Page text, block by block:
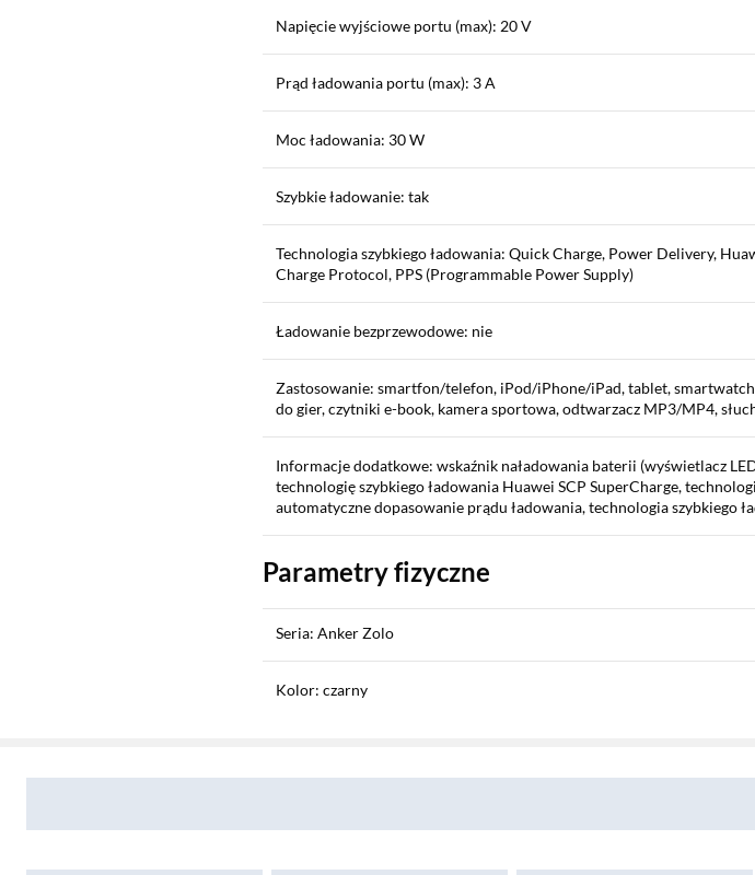
Napięcie wyjściowe portu (max): 20 V
Prąd ładowania portu (max): 3 A
Moc ładowania: 30 W
Szybkie ładowanie: tak
Technologia szybkiego ładowania: Quick Charge, Power Delivery,
Charge Protocol, PPS (Programmable Power Supply)
Ładowanie bezprzewodowe: nie
Zastosowanie: smartfon/telefon, iPod/iPhone/iPad, tablet,
do gier, czytniki e-book, kamera sportowa, odtwarzacz MP3/MP4,
Informacje dodatkowe: wskaźnik naładowania baterii (wyświetlacz
technologię szybkiego ładowania Huawei SCP SuperCharge,
automatyczne dopasowanie prądu ładowania, technologia szybkiego
Parametry fizyczne
Seria: Anker Zolo
Kolor: czarny